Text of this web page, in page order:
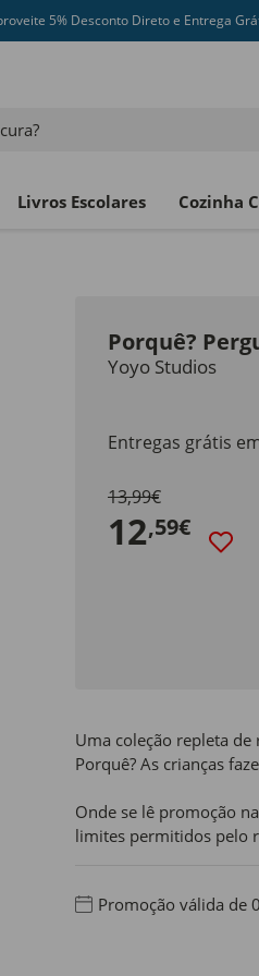
5% Desconto Direto e Entrega
Livros Escolares Cozinha
Porquê?
Yoyo Studios
Entregas grátis
13,99€
12,59€
Uma coleção repleta de
Porquê? As crianças
Onde se lê promoção
limites permitidos pelo
Promoção válida